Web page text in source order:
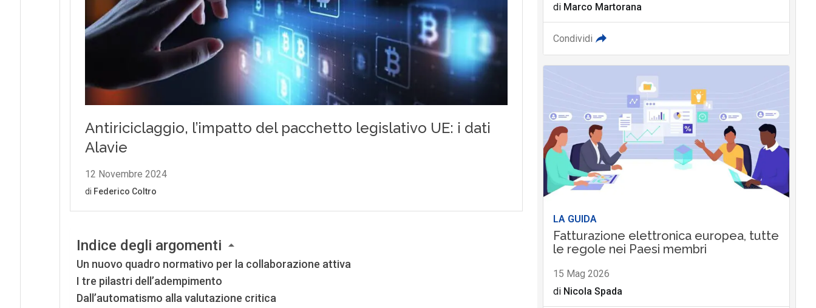
Indice degli argomenti
Un nuovo quadro normativo per la collaborazione attiva
I tre pilastri dell’adempimento
Dall’automatismo alla valutazione critica
di Marco Martorana
Condividi
LA GUIDA
Fatturazione elettronica europea, tutte
le regole nei Paesi membri
15 Mag 2026
di Nicola Spada